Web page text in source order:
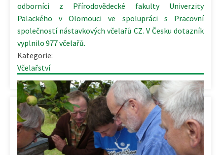
odborníci z Přírodovědecké fakulty Univerzity
Palackého v Olomouci ve spolupráci s Pracovní
společností nástavkových včelařů CZ. V Česku dotazník
vyplnilo 977 včelařů.
Kategorie:
Včelařství